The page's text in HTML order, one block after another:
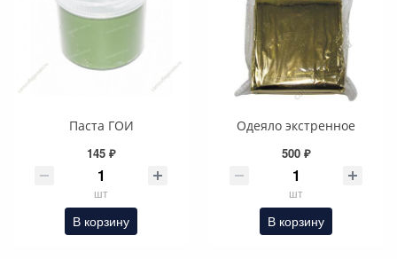
Паста ГОИ
145 ₽
шт
В корзину
Одеяло экстренное
500 ₽
шт
В корзину